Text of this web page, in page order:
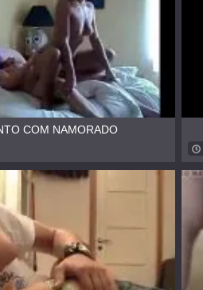
COM NAMORADO